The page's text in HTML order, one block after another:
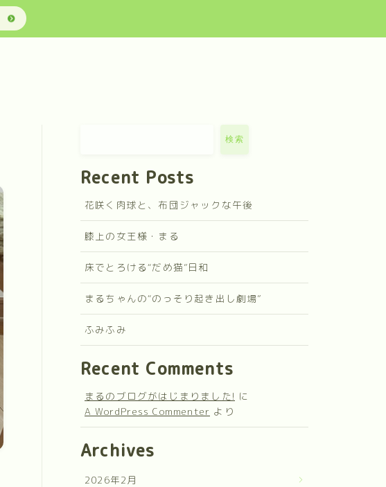
検索
Recent Posts
花咲く肉球と、布団ジャックな午後
膝上の女王様・まる
床でとろける“だめ猫”日和
まるちゃんの“のっそり起き出し劇場”
ふみふみ
Recent Comments
まるのブログがはじまりました! に
A WordPress Commenter より
Archives
2026年2月